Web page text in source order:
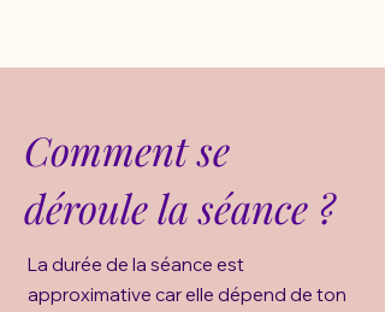
Comment se
déroule la séance ?
La durée de la séance est
approximative car elle dépend de ton